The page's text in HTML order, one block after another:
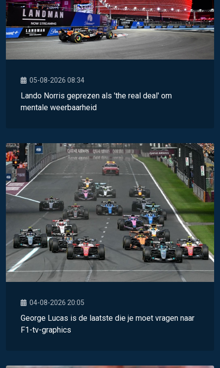
05-08-2026 08:34
Lando Norris geprezen als 'the real deal' om
mentale weerbaarheid
04-08-2026 20:05
George Lucas is de laatste die je moet vragen naar
F1-tv-graphics